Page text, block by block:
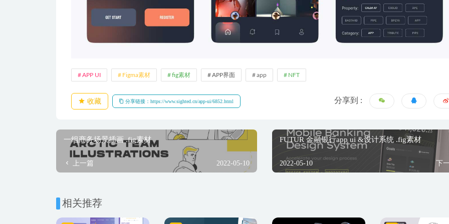
APP UI Figma素材 fig素材 APP界面 app NFT
收藏 分享链接：https://www.sighted.cn/app-ui/6852.html 分享到 :
一组商务场景插画 .fig素材
上一篇 2022-05-10
FUTUR 金融银行app ui &设计系统 .fig素材
2022-05-10 下
相关推荐